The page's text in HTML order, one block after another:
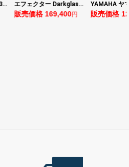
エフェクター Darkglass Electronics Anagram ベースエフェクター プリアンプ ダークグラス アナグラム
販売価格 169,400円 販売価格